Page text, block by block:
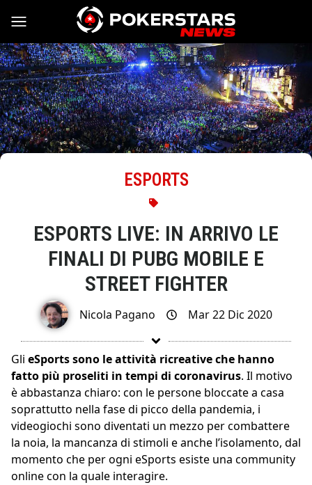
Vai al contenuto
ESPORTS
ESPORTS LIVE: IN ARRIVO LE
FINALI DI PUBG MOBILE E
STREET FIGHTER
Nicola Pagano Mar 22 Dic 2020
Gli eSportssono le attività ricreative che hanno
fatto più proseliti in tempi di coronavirus. Il motivo
è abbastanza chiaro: con le persone bloccate a casa
soprattutto nella fase di picco della pandemia, i
videogiochi sono diventati un mezzo per combattere
la noia, la mancanza di stimoli e anche l’isolamento, dal
momento che per ogni eSports esiste una community
online con la quale interagire.